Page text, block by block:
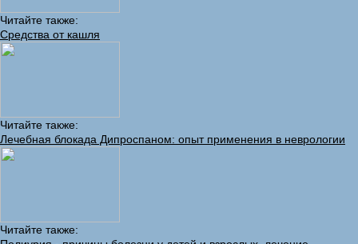
Читайте также:
Средства от кашля
Читайте также:
Лечебная блокада Дипроспаном: опыт применения в неврологии
Читайте также: